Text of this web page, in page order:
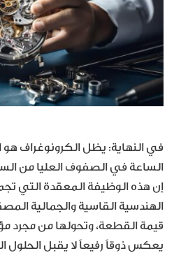
في النهاية: يظل الكرونوغراف هو
الساعة في الصفوف العليا من
إن هذه الوظيفة المعقدة التي
الهندسية القاسية والجمالية
قيمة القطعة، وتحولها من مجرد
يعكس ذوقاً رفيعاً لا يقبل